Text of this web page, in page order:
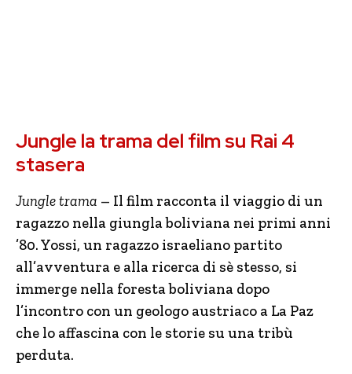
Jungle la trama del film su Rai 4
stasera
Jungle trama – Il film racconta il viaggio di un
ragazzo nella giungla boliviana nei primi anni
’80. Yossi, un ragazzo israeliano partito
all’avventura e alla ricerca di sè stesso, si
immerge nella foresta boliviana dopo
l’incontro con un geologo austriaco a La Paz
che lo affascina con le storie su una tribù
perduta.